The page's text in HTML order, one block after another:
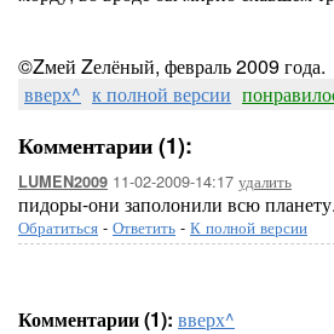
©Zмей Zелёный, февраль 2009 года.
вверх^ к полной версии
Комментарии (1):
LUMEN2009 11-02-2009-14:17 удалить
пидоры-они заполонили всю
Обратиться - Ответить - К полной версии
Комментарии (1): вверх^